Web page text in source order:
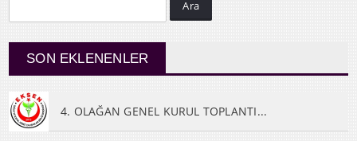
Ara
SON EKLENENLER
4. OLAĞAN GENEL KURUL TOPLANTI...